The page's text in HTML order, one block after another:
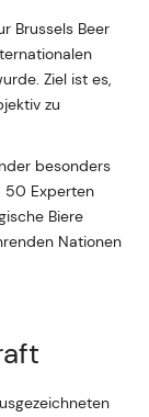
Brussels Beer
Ziel ist es,
zu
besonders
50 Experten
Biere
Nationen